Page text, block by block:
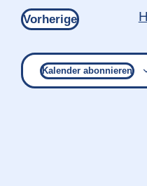
Vorherige
Kalender abonnieren